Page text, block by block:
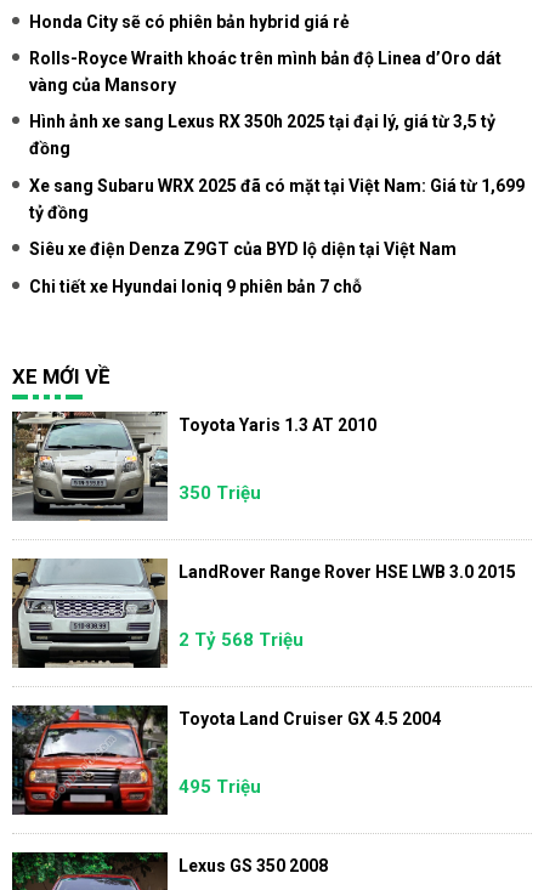
Honda City sẽ có phiên bản hybrid giá rẻ
Rolls-Royce Wraith khoác trên mình bản độ Linea d’Oro dát
vàng của Mansory
Hình ảnh xe sang Lexus RX 350h 2025 tại đại lý, giá từ 3,5 tỷ
đồng
Xe sang Subaru WRX 2025 đã có mặt tại Việt Nam: Giá từ 1,699
tỷ đồng
Siêu xe điện Denza Z9GT của BYD lộ diện tại Việt Nam
Chi tiết xe Hyundai Ioniq 9 phiên bản 7 chỗ
XE MỚI VỀ
Toyota Yaris 1.3 AT 2010
350 Triệu
LandRover Range Rover HSE LWB 3.0 2015
2 Tỷ 568 Triệu
Toyota Land Cruiser GX 4.5 2004
495 Triệu
Lexus GS 350 2008